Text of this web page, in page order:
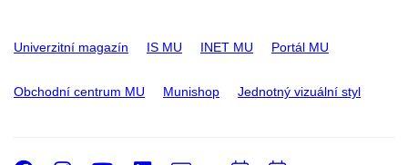
Univerzitní magazín IS MU INET MU Portál MU
Obchodní centrum MU Munishop Jednotný vizuální styl